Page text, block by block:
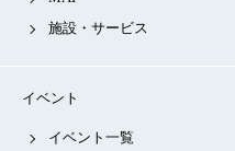
施設・サービス
イベント
イベント一覧